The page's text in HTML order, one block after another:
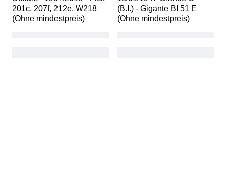
201c, 207f, 212e, W218
(Ohne mindestpreis)
(B.I.) - Gigante BI 51 E
(Ohne mindestpreis)